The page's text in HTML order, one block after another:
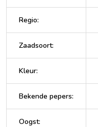
Regio:
Zaadsoort:
Kleur:
Bekende pepers:
Oogst: